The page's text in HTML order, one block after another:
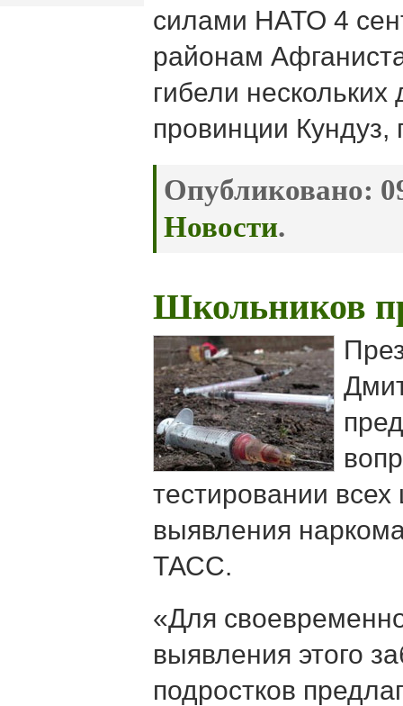
силами НАТО 4
районам
гибели нескольких
провинции Кундуз,
Опубликовано:
Новости.
Школьников
тестировании
выявления
ТАСС.
«Для
выявления этого
подростков